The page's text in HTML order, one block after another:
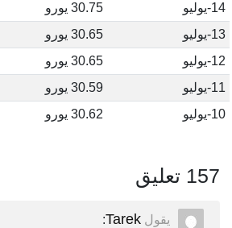
14-يوليو
30.75 يورو
13-يوليو
30.65 يورو
12-يوليو
30.65 يورو
11-يوليو
30.59 يورو
10-يوليو
30.62 يورو
157 تعليق
يقول Tarek
: